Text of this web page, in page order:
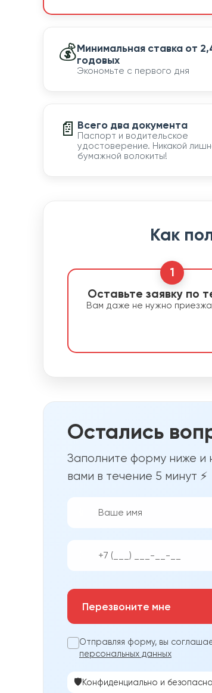
💰Минимальная ставка от
годовых
Экономьте с первого дня
📄 Всего два документа
Паспорт и водительское
удостоверение. Никакой
бумажной волокиты!
Как
1
Оставьте заявку по
Вам даже не нужно
Остались
Заполните форму ниже и
вами в течение 5 минут ⚡
Перезвоните мне
Отправляя форму, вы
персональных данных
🛡️Конфиденциально и безопасно